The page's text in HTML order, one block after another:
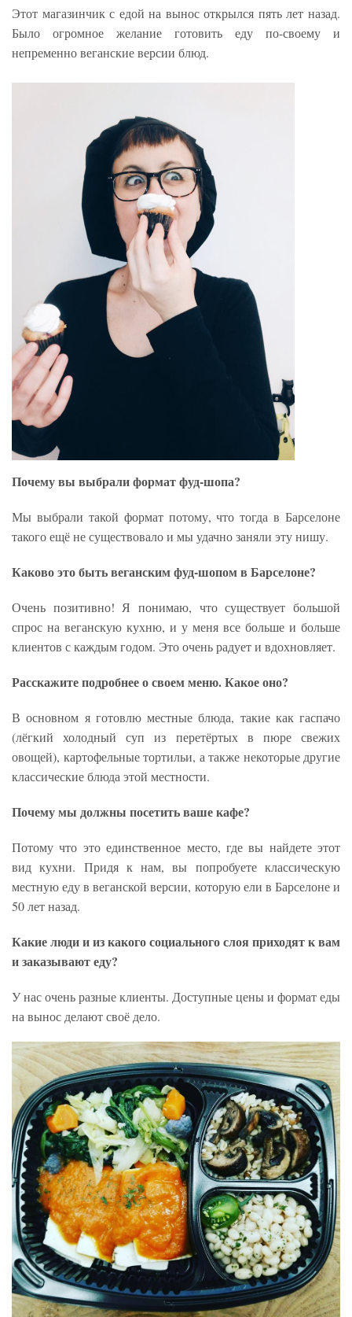
Этот магазинчик с едой на вынос открылся пять лет назад.
Было огромное желание готовить еду по-своему и
непременно веганские версии блюд.
Почему вы выбрали формат фуд-шопа?
Мы выбрали такой формат потому, что тогда в Барселоне
такого ещё не существовало и мы удачно заняли эту нишу.
Каково это быть веганским фуд-шопом в Барселоне?
Очень позитивно! Я понимаю, что существует большой
спрос на веганскую кухню, и у меня все больше и больше
клиентов с каждым годом. Это очень радует и вдохновляет.
Расскажите подробнее о своем меню. Какое оно?
В основном я готовлю местные блюда, такие как гаспачо
(лёгкий холодный суп из перетёртых в пюре свежих
овощей), картофельные тортильи, а также некоторые другие
классические блюда этой местности.
Почему мы должны посетить ваше кафе?
Потому что это единственное место, где вы найдете этот
вид кухни. Придя к нам, вы попробуете классическую
местную еду в веганской версии, которую ели в Барселоне и
50 лет назад.
Какие люди и из какого социального слоя приходят к вам
и заказывают еду?
У нас очень разные клиенты. Доступные цены и формат еды
на вынос делают своё дело.